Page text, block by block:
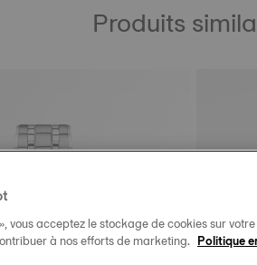
Produits
vous acceptez le stockage de cookies sur
à nos efforts de marketing. Politique